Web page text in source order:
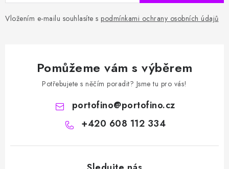
Vložením e-mailu souhlasíte s podmínkami ochrany osobních údajů
Pomůžeme vám s výběrem
Potřebujete s něčím poradit? Jsme tu pro vás!
portofino@portofino.cz
+420 608 112 334